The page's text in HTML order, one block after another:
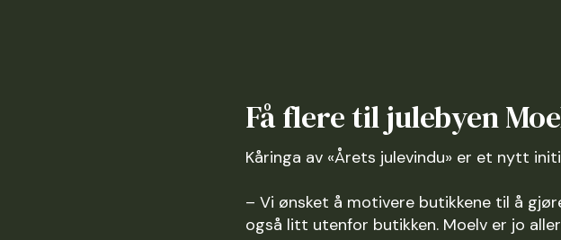
Få flere til julebyen
Kåringa av «Årets julevindu» er et nytt
– Vi ønsket å motivere butikkene til å
også litt utenfor butikken. Moelv er jo